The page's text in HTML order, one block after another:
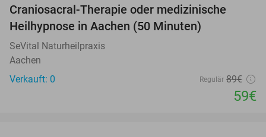
TODAY
Craniosacral-Therapie oder medizinische
Heilhypnose in Aachen (50 Minuten)
SeVital Naturheilpraxis
Aachen
Verkauft: 0
Regulär 89€
59€